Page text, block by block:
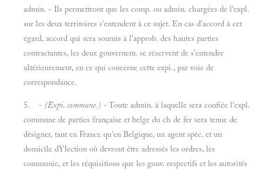
admin. - Ils permettront que les comp. ou admin. chargées de l'expl.
sur les deux territoires s'entendent à ce sujet. En cas d'accord à cet
égard, accord qui sera soumis à l'approb. des hautes parties
contractantes, les deux gouvernem. se réservent de s'entendre
ultérieurement, en ce qui concerne cette expi., par voie de
correspondance.
5. - (Expi. commune.) - Toute admin. à laquelle sera confiée l'expl.
commune de parties française et belge du ch de fer sera tenue de
désigner, tant en France qu'en Belgique, un agent spéc. et un
domicile dYlection où devront être adressés les ordres, les
communie, et les réquisitions que les gouv. respectifs et les autorités